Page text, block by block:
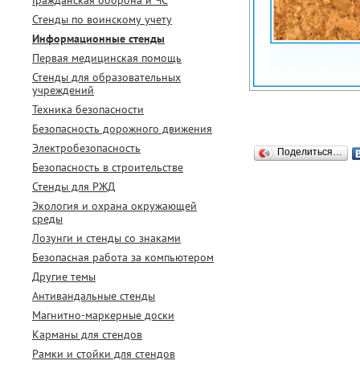
Стенды по воинскому учету
Информационные стенды
Первая медицинская помощь
Стенды для образовательных
учреждений
Техника безопасности
Безопасность дорожного движения
Электробезопасность
Безопасность в строительстве
Стенды для РЖД
Экология и охрана окружающей
среды
Лозунги и стенды со знаками
Безопасная работа за компьютером
Другие темы
Антивандальные стенды
Магнитно-маркерные доски
Карманы для стендов
Рамки и стойки для стендов
Поделиться…